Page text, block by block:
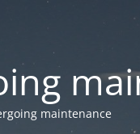
maintenance